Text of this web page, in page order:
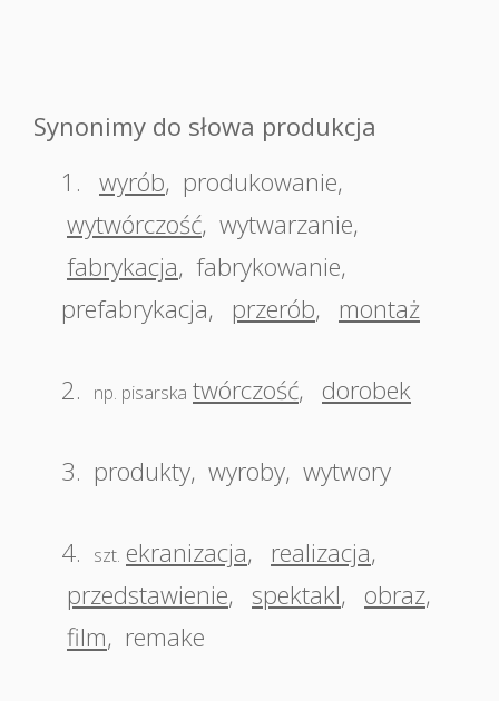
Synonimy do słowa produkcja
1. wyrób, produkowanie,
wytwórczość, wytwarzanie,
fabrykacja, fabrykowanie,
prefabrykacja, przerób, montaż
2. np. pisarska twórczość, dorobek
3. produkty, wyroby, wytwory
4. szt. ekranizacja, realizacja,
przedstawienie, spektakl, obraz,
film, remake